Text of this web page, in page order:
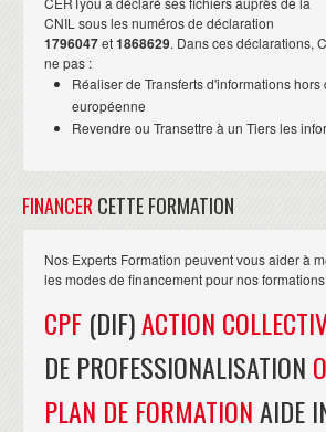
CNIL sous les numéros de déclaration
1796047et1868629. Dans ces déclarations,
ne pas :
Réaliser de Transferts d'informations hors
européenne
Revendre ou Transettre à un Tiers les
FINANCER CETTE FORMATION
Nos Experts Formation peuvent vous aider à
les modes de financement pour nos
CPF (DIF)ACTION
DE PROFESSIONALISATION
PLAN DE FORMATIONAIDE